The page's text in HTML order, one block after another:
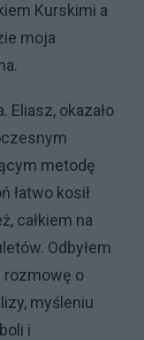
Kurskimi a
moja
Eliasz, okazało
metodę
łatwo kosił
całkiem na
Odbyłem
rozmowę o
myśleniu
i